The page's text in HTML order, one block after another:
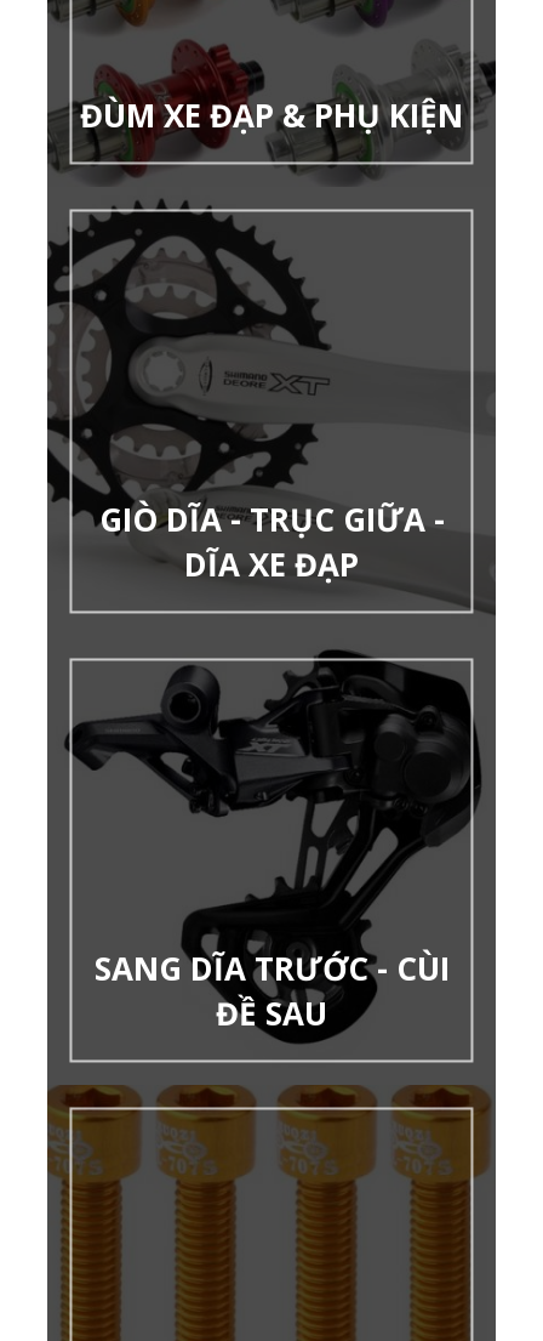
ĐÙM XE ĐẠP & PHỤ KIỆN
GIÒ DĨA - TRỤC GIỮA -
DĨA XE ĐẠP
SANG DĨA TRƯỚC - CÙI
ĐỀ SAU